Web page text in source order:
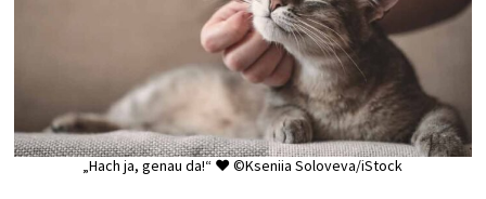
„Hach ja, genau da!“ ♥ ©Kseniia Soloveva/iStock